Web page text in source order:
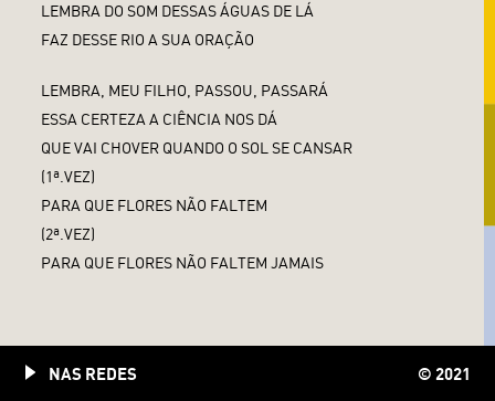
LEMBRA DO SOM DESSAS ÁGUAS DE LÁ
FAZ DESSE RIO A SUA ORAÇÃO
LEMBRA, MEU FILHO, PASSOU, PASSARÁ
ESSA CERTEZA A CIÊNCIA NOS DÁ
QUE VAI CHOVER QUANDO O SOL SE CANSAR
(1ª.VEZ)
PARA QUE FLORES NÃO FALTEM
(2ª.VEZ)
PARA QUE FLORES NÃO FALTEM JAMAIS
LANÇADA NO ÁLBUM:
NAS REDES © 2021